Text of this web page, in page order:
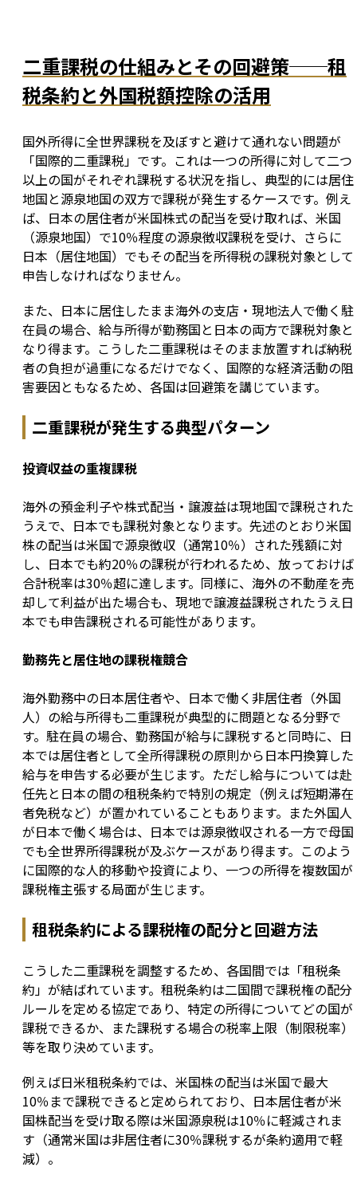
二重課税の仕組みとその回避策──租
税条約と外国税額控除の活用
国外所得に全世界課税を及ぼすと避けて通れない問題が
「国際的二重課税」です。これは一つの所得に対して二つ
以上の国がそれぞれ課税する状況を指し、典型的には居住
地国と源泉地国の双方で課税が発生するケースです。例え
ば、日本の居住者が米国株式の配当を受け取れば、米国
（源泉地国）で10％程度の源泉徴収課税を受け、さらに
日本（居住地国）でもその配当を所得税の課税対象として
申告しなければなりません。
また、日本に居住したまま海外の支店・現地法人で働く駐
在員の場合、給与所得が勤務国と日本の両方で課税対象と
なり得ます。こうした二重課税はそのまま放置すれば納税
者の負担が過重になるだけでなく、国際的な経済活動の阻
害要因ともなるため、各国は回避策を講じています。
二重課税が発生する典型パターン
投資収益の重複課税
海外の預金利子や株式配当・譲渡益は現地国で課税された
うえで、日本でも課税対象となります。先述のとおり米国
株の配当は米国で源泉徴収（通常10％）された残額に対
し、日本でも約20％の課税が行われるため、放っておけば
合計税率は30％超に達します。同様に、海外の不動産を売
却して利益が出た場合も、現地で譲渡益課税されたうえ日
本でも申告課税される可能性があります。
勤務先と居住地の課税権競合
海外勤務中の日本居住者や、日本で働く非居住者（外国
人）の給与所得も二重課税が典型的に問題となる分野で
す。駐在員の場合、勤務国が給与に課税すると同時に、日
本では居住者として全所得課税の原則から日本円換算した
給与を申告する必要が生じます。ただし給与については赴
任先と日本の間の租税条約で特別の規定（例えば短期滞在
者免税など）が置かれていることもあります。また外国人
が日本で働く場合は、日本では源泉徴収される一方で母国
でも全世界所得課税が及ぶケースがあり得ます。このよう
に国際的な人的移動や投資により、一つの所得を複数国が
課税権主張する局面が生じます。
租税条約による課税権の配分と回避方法
こうした二重課税を調整するため、各国間では「租税条
約」が結ばれています。租税条約は二国間で課税権の配分
ルールを定める協定であり、特定の所得についてどの国が
課税できるか、また課税する場合の税率上限（制限税率）
等を取り決めています。
例えば日米租税条約では、米国株の配当は米国で最大
10％まで課税できると定められており、日本居住者が米
国株配当を受け取る際は米国源泉税は10％に軽減されま
す（通常米国は非居住者に30％課税するが条約適用で軽
減）。